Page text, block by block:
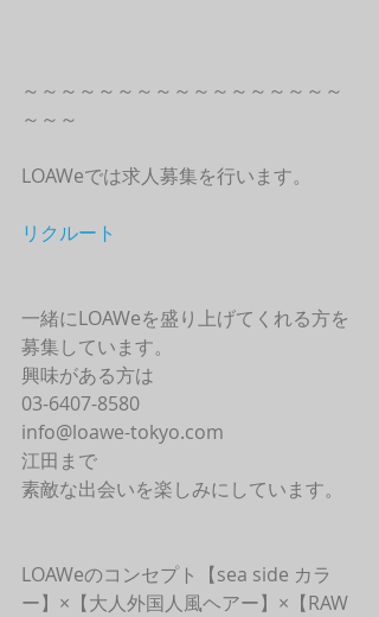
～～～～～～～～～～～～～～～～～
～～～
LOAWeでは求人募集を行います。
リクルート
一緒にLOAWeを盛り上げてくれる方を
募集しています。
興味がある方は
03-6407-8580
info@loawe-tokyo.com
江田まで
素敵な出会いを楽しみにしています。
LOAWeのコンセプト【sea side カラ
ー】×【大人外国人風ヘアー】×【RAW